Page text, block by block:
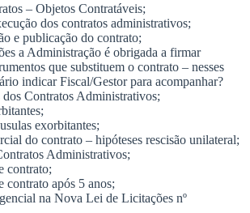
– Objetos Contratáveis;
dos contratos administrativos;
e publicação do contrato;
a Administração é obrigada a firmar
que substituem o contrato – nesses
indicar Fiscal/Gestor para acompanhar?
dos Contratos Administrativos;
exorbitantes;
do contrato – hipóteses rescisão unilateral;
Administrativos;
contrato;
contrato após 5 anos;
na Nova Lei de Licitações nº